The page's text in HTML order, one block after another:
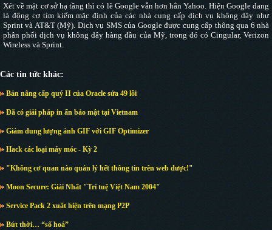
Xét về mặt cơ sở hạ tầng thì có lẽ Google vẫn hơn hẳn Yahoo. Hiện Google đang
là động cơ tìm kiếm mặc định của các nhà cung cấp dịch vụ không dây như
Sprint và AT&T (Mỹ). Dịch vụ SMS của Google được cung cấp thông qua 6 nhà
phân phối dịch vụ không dây hàng đầu của Mỹ, trong đó có Cingular, Verizon
Wireless và Sprint.
Các tin tức khác:
Bản nâng cấp quý II của Oracle sửa 49 lỗi
Đã có giải pháp in ấn bảo mật tại Vietnam
Giảm dung lượng ảnh GIF với GIF Optimizer
Hack các loại máy móc - Kỳ 2
"Không cơ quan nào quản lý hết thông tin trên web được!"
Moon Secure: Giải Nhất "Trí tuệ Việt Nam 2004"
Service Pack 2 xuất hiện trên mạng P2P
Bút thời… “số hoá”